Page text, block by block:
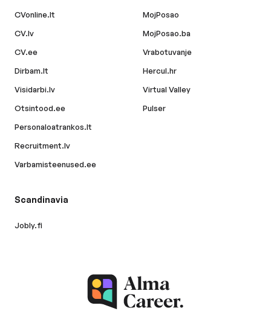
CVonline.lt
CV.lv
CV.ee
Dirbam.lt
Visidarbi.lv
Otsintood.ee
Personaloatrankos.lt
Recruitment.lv
Varbamisteenused.ee
MojPosao
MojPosao.ba
Vrabotuvanje
Hercul.hr
Virtual Valley
Pulser
Scandinavia
Jobly.fi